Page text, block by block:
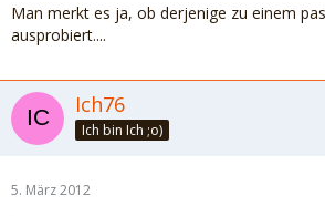
Man merkt es ja, ob derjenige zu einem
ausprobiert....
Ich76
Ich bin Ich ;o)
5. März 2012